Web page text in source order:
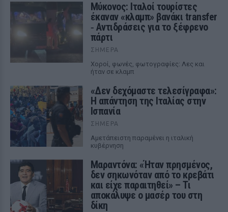
Μύκονος: Ιταλοί τουρίστες
έκαναν «κλαμπ» βανάκι transfer
‑ Αντιδράσεις για το ξέφρενο
πάρτι
ΣΉΜΕΡΑ
Χοροί, φωνές, φωτογραφίες: Λες και
ήταν σε κλαμπ
«Δεν δεχόμαστε τελεσίγραφα»:
Η απάντηση της Ιταλίας στην
Ισπανία
ΣΉΜΕΡΑ
Αμετάπειστη παραμένει η ιταλική
κυβέρνηση
Μαραντόνα: «Ήταν πρησμένος,
δεν σηκωνόταν από το κρεβάτι
και είχε παραιτηθεί» – Τι
αποκάλυψε ο μασέρ του στη
δίκη